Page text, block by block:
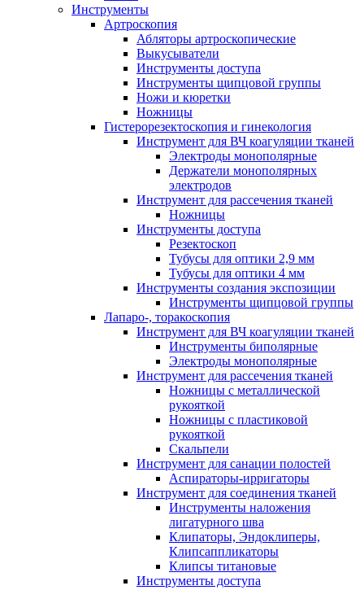
Инструменты
Артроскопия
Абляторы артроскопические
Выкусыватели
Инструменты доступа
Инструменты щипцовой группы
Ножи и кюретки
Ножницы
Гистерорезектоскопия и гинекология
Инструмент для ВЧ коагуляции тканей
Электроды монополярные
Держатели монополярных
электродов
Инструмент для рассечения тканей
Ножницы
Инструменты доступа
Резектоскоп
Тубусы для оптики 2,9 мм
Тубусы для оптики 4 мм
Инструменты создания экспозиции
Инструменты щипцовой группы
Лапаро-, торакоскопия
Инструмент для ВЧ коагуляции тканей
Инструменты биполярные
Электроды монополярные
Инструмент для рассечения тканей
Ножницы с металлической
рукояткой
Ножницы с пластиковой
рукояткой
Скальпели
Инструмент для санации полостей
Аспираторы-ирригаторы
Инструмент для соединения тканей
Инструменты наложения
лигатурного шва
Клипаторы, Эндоклиперы,
Клипсаппликаторы
Клипсы титановые
Инструменты доступа